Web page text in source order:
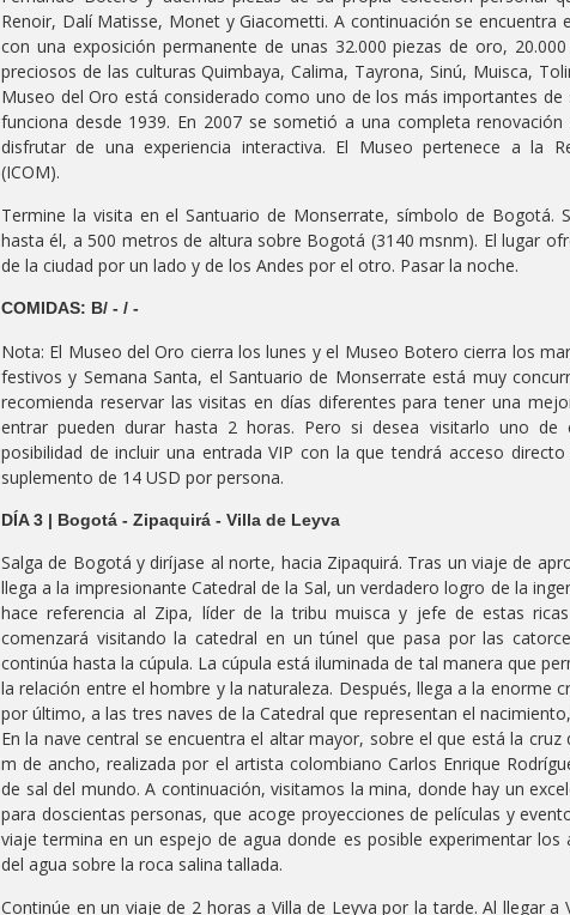
Renoir, Dalí Matisse, Monet y Giacometti. A continuación se encuentra
con una exposición permanente de unas 32.000 piezas de oro,
preciosos de las culturas Quimbaya, Calima, Tayrona, Sinú, Muisca,
Museo del Oro está considerado como uno de los más importantes
funciona desde 1939. En 2007 se sometió a una completa
disfrutar de una experiencia interactiva. El Museo pertenece a la
(ICOM).
Termine la visita en el Santuario de Monserrate, símbolo de Bogotá.
hasta él, a 500 metros de altura sobre Bogotá (3140 msnm). El lugar
de la ciudad por un lado y de los Andes por el otro. Pasar la noche.
COMIDAS: B/ - / -
Nota: El Museo del Oro cierra los lunes y el Museo Botero cierra los
festivos y Semana Santa, el Santuario de Monserrate está muy
recomienda reservar las visitas en días diferentes para tener una
entrar pueden durar hasta 2 horas. Pero si desea visitarlo uno de
posibilidad de incluir una entrada VIP con la que tendrá acceso
suplemento de 14 USD por persona.
DÍA 3 | Bogotá - Zipaquirá - Villa de Leyva
Salga de Bogotá y diríjase al norte, hacia Zipaquirá. Tras un viaje de
llega a la impresionante Catedral de la Sal, un verdadero logro de la
hace referencia al Zipa, líder de la tribu muisca y jefe de estas
comenzará visitando la catedral en un túnel que pasa por las
continúa hasta la cúpula. La cúpula está iluminada de tal manera que
la relación entre el hombre y la naturaleza. Después, llega a la enorme
por último, a las tres naves de la Catedral que representan el
En la nave central se encuentra el altar mayor, sobre el que está la
m de ancho, realizada por el artista colombiano Carlos Enrique
de sal del mundo. A continuación, visitamos la mina, donde hay un
para doscientas personas, que acoge proyecciones de películas y
viaje termina en un espejo de agua donde es posible experimentar los
del agua sobre la roca salina tallada.
Continúe en un viaje de 2 horas a Villa de Leyva por la tarde. Al llegar a